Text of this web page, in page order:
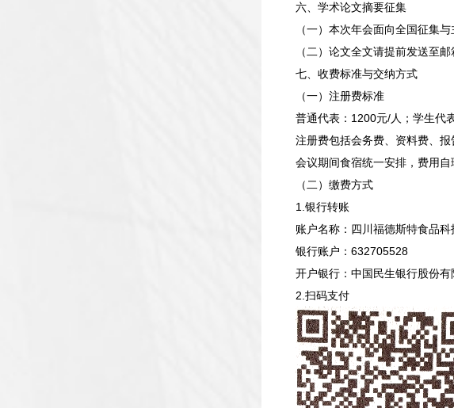
六、学术论文摘要征集
（一）本次年会面向全国征集
（二）论文全文请提前发送至
七、收费标准与交纳方式
（一）注册费标准
普通代表：1200元/人；学生代
注册费包括会务费、资料费、报
会议期间食宿统一安排，费用
（二）缴费方式
1.银行转账
账户名称：四川福德斯特食品科
银行账户：632705528
开户银行：中国民生银行股份
2.扫码支付